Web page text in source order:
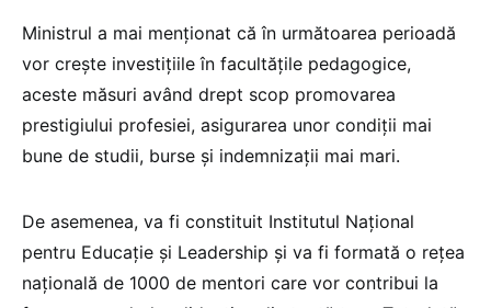
Ministrul a mai menționat că în următoarea perioadă
vor crește investițiile în facultățile pedagogice,
aceste măsuri având drept scop promovarea
prestigiului profesiei, asigurarea unor condiții mai
bune de studii, burse și indemnizații mai mari.
De asemenea, va fi constituit Institutul Național
pentru Educație și Leadership și va fi formată o rețea
națională de 1000 de mentori care vor contribui la